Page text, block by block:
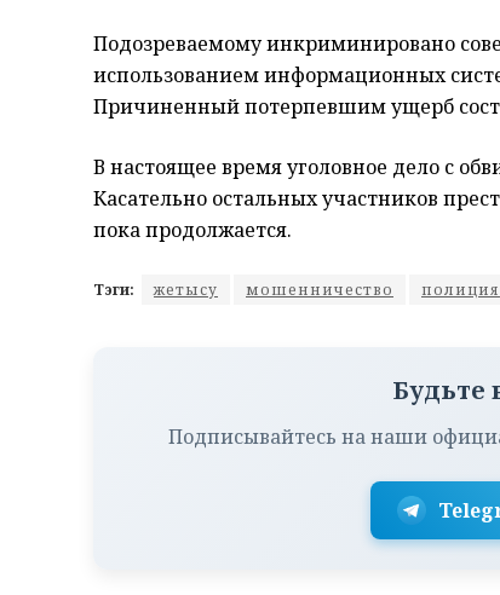
Подозреваемому инкриминировано
использованием информационных
Причиненный потерпевшим ущерб
В настоящее время уголовное дело с
Касательно остальных участников
пока продолжается.
Тэги: жетысу мошенничество полиция
Будьте
Подписывайтесь на наши